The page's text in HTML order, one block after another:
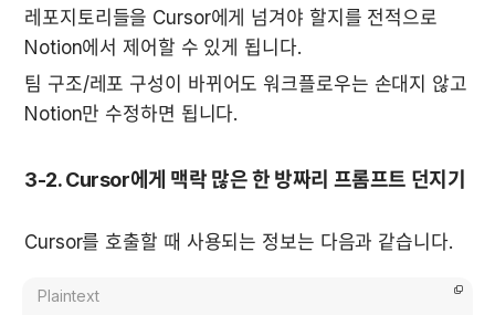
레포지토리들을 Cursor에게 넘겨야 할지를 전적으로
Notion에서 제어할 수 있게 됩니다.
팀 구조/레포 구성이 바뀌어도 워크플로우는 손대지 않고
Notion만 수정하면 됩니다.
3-2. Cursor에게 맥락 많은 한 방짜리 프롬프트 던지기
Cursor를 호출할 때 사용되는 정보는 다음과 같습니다.
Plaintext